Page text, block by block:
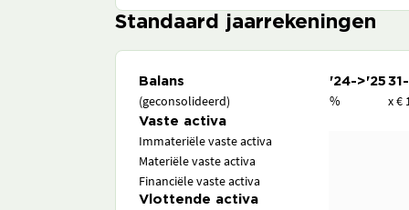
Standaard jaarrekeningen
Balans '24->'25
(geconsolideerd) % x €
Vaste activa
Immateriële vaste activa
Materiële vaste activa
Financiële vaste activa
Vlottende activa